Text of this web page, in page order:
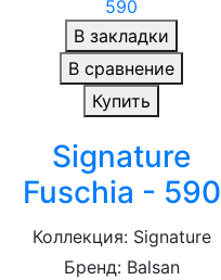
В закладки
В сравнение
Купить
Signature
Fuschia - 590
Коллекция: Signature
Бренд: Balsan